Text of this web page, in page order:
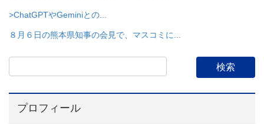
>ChatGPTやGeminiとの...
８月６日の熊本県知事の会見で、マスコミに...
プロフィール